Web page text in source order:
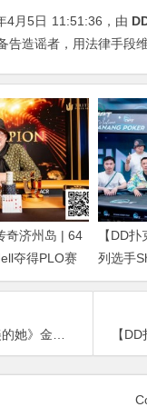
4月5日 11:51:36 ，由
告造谣者，用法律手段
奇济州岛 | 64
夺得PLO赛
Ning Dan获
【DD
列选手
冠军，“
么叫老戏骨
【DD